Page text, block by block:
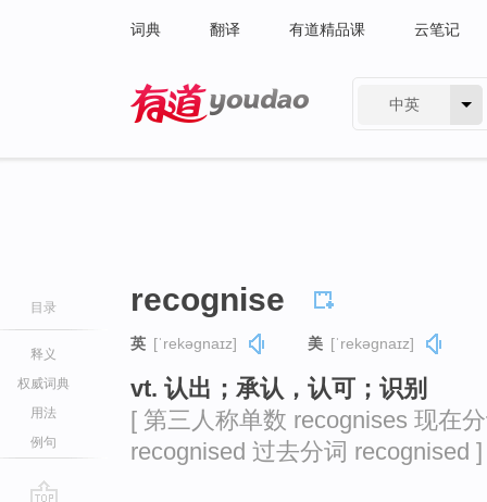
词典 翻译 有道精品课 云笔记
中英
目录
释义
权威词典
用法
例句
recognise
英 [ˈrekəɡnaɪz] 美 [ˈrekəɡnaɪz]
vt. 认出；承认，认可；识别
[ 第三人称单数 recognises 现在
recognised 过去分词 recognised ]